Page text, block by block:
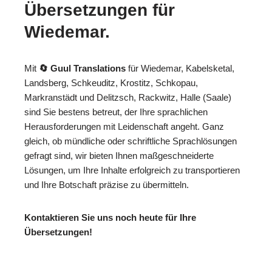
Übersetzungen für
Wiedemar.
Mit 🔄 Guul Translations für Wiedemar, Kabelsketal,
Landsberg, Schkeuditz, Krostitz, Schkopau,
Markranstädt und Delitzsch, Rackwitz, Halle (Saale)
sind Sie bestens betreut, der Ihre sprachlichen
Herausforderungen mit Leidenschaft angeht. Ganz
gleich, ob mündliche oder schriftliche Sprachlösungen
gefragt sind, wir bieten Ihnen maßgeschneiderte
Lösungen, um Ihre Inhalte erfolgreich zu transportieren
und Ihre Botschaft präzise zu übermitteln.
Kontaktieren Sie uns noch heute für Ihre
Übersetzungen!